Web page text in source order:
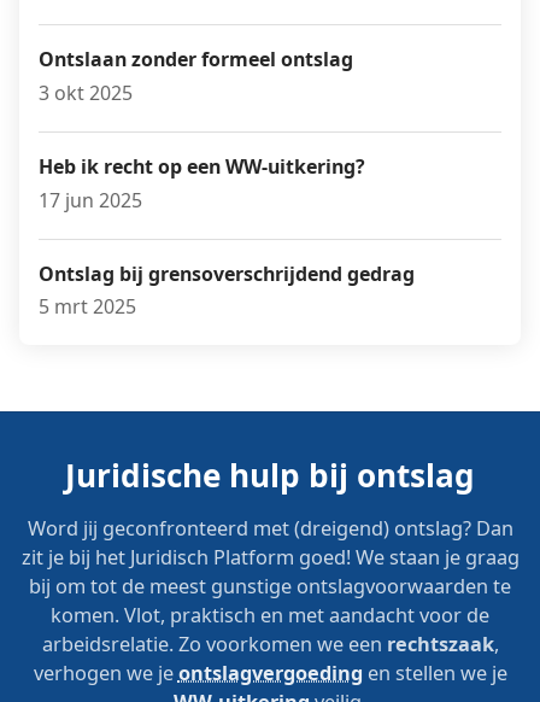
Ontslaan zonder formeel ontslag
3 okt 2025
Heb ik recht op een WW-uitkering?
17 jun 2025
Ontslag bij grensoverschrijdend gedrag
5 mrt 2025
Juridische hulp bij ontslag
Word jij geconfronteerd met (dreigend) ontslag? Dan
zit je bij het Juridisch Platform goed! We staan je graag
bij om tot de meest gunstige ontslagvoorwaarden te
komen. Vlot, praktisch en met aandacht voor de
arbeidsrelatie. Zo voorkomen we een rechtszaak,
verhogen we jeontslagvergoeding en stellen we je